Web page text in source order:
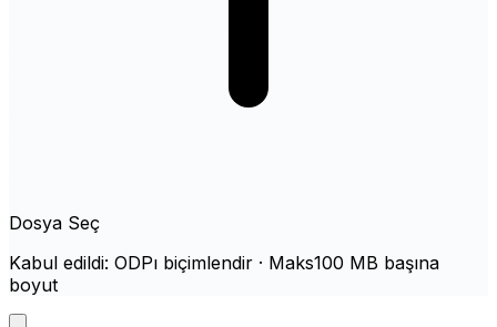
Dosya Seç
Kabul edildi: ODPı biçimlendir · Maks100 MB başına
boyut